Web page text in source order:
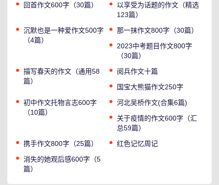
回首作文600字（30篇）
以享受为话题的作文（精选
123篇）
沉默也是一种爱作文500字
（4篇）
那一抹作文800字（30篇）
2023中考题目作文800字
（30篇）
描写春天的作文（通用58
篇）
阅兵作文十篇
国宝大熊猫作文250字
初中作文托物言志600字
（10篇）
河北吴桥作文(合集6篇)
关于疫情的作文600字（汇
总59篇）
携手作文800字（25篇）
红色记忆周记
消失的她观后感600字（5
篇）